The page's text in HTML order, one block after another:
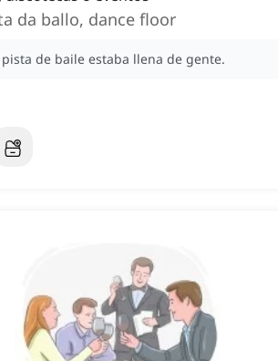
da ballo, dance floor
pista de baile estaba llena de gente.